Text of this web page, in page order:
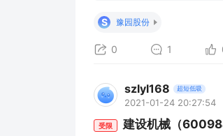
S 豫园股份
0 1
szlyl168 超短低吸
2021-01-24 20:27:54
受限 建设机械（